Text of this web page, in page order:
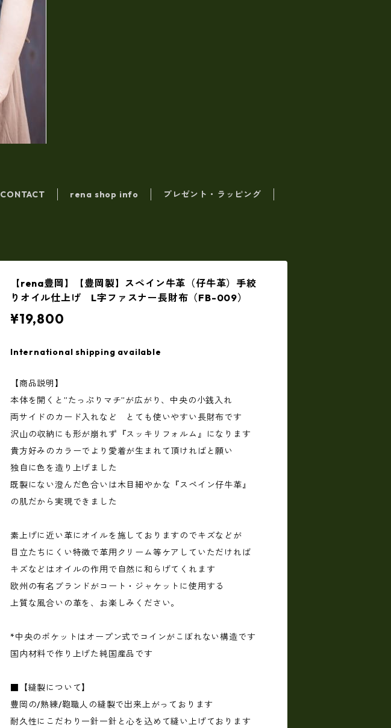
CONTACT rena shop info
プレゼント・ラッピング
【rena豊岡】【豊岡製】スペイン牛革（仔牛革）手絞
りオイル仕上げ L字ファスナー長財布（FB-009）
¥19,800
International shipping available
【商品説明】
本体を開くと”たっぷりマチ”が広がり、中央の小銭入れ
両サイドのカード入れなど とても使いやすい長財布です
沢山の収納にも形が崩れず『スッキリフォルム』になります
貴方好みのカラーでより愛着が生まれて頂ければと願い
独自に色を造り上げました
既製にない澄んだ色合いは木目細やかな『スペイン仔牛革』
の肌だから実現できました
素上げに近い革にオイルを施しておりますのでキズなどが
目立たちにくい特徴で革用クリーム等ケアしていただければ
キズなどはオイルの作用で自然に和らげてくれます
欧州の有名ブランドがコート・ジャケットに使用する
上質な風合いの革を、お楽しみください。
*中央のポケットはオープン式でコインがこぼれない構造です
国内材料で作り上げた純国産品です
■【縫製について】
豊岡の/熟練/鞄職人の縫製で出来上がっております
耐久性にこだわり一針一針と心を込めて縫い上げております